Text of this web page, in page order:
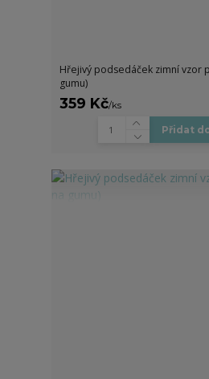
Hřejivý podsedáček zimní vzor
gumu)
359 Kč/ks
Přidat